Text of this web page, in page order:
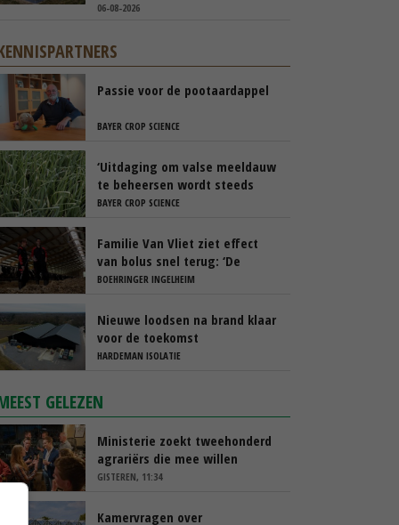
06-08-2026
Passie voor de pootaardappel
BAYER CROP SCIENCE
‘Uitdaging om valse meeldauw
te beheersen wordt steeds
groter’
BAYER CROP SCIENCE
Familie Van Vliet ziet effect
van bolus snel terug: ‘De
koeien gaan rustiger droog’
BOEHRINGER INGELHEIM
Nieuwe loodsen na brand klaar
voor de toekomst
HARDEMAN ISOLATIE
GELEZEN
Ministerie zoekt tweehonderd
agrariërs die mee willen
denken
GISTEREN, 11:34
Kamervragen over